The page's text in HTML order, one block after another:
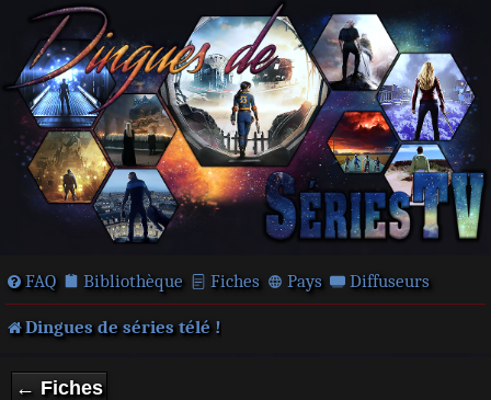
FAQ Bibliothèque Fiches Pays Diffuseurs
Dingues de séries télé !
← Fiches